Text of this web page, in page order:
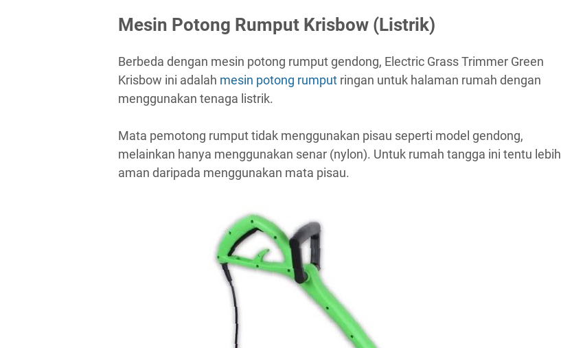
Mesin Potong Rumput Krisbow (Listrik)
Berbeda dengan mesin potong rumput gendong, Electric Grass Trimmer Green
Krisbow ini adalah mesin potong rumput ringan untuk halaman rumah dengan
menggunakan tenaga listrik.
Mata pemotong rumput tidak menggunakan pisau seperti model gendong,
melainkan hanya menggunakan senar (nylon). Untuk rumah tangga ini tentu lebih
aman daripada menggunakan mata pisau.